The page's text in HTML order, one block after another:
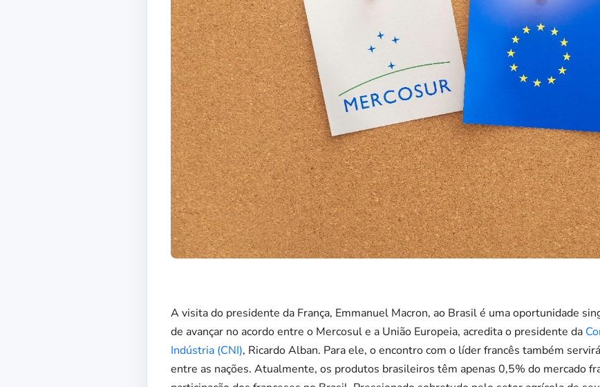
A visita do presidente da França, Emmanuel Macron, ao Brasil é uma oportunidade
de avançar no acordo entre o Mercosul e a União Europeia, acredita o presidente da
Indústria (CNI), Ricardo Alban. Para ele, o encontro com o líder francês também
entre as nações. Atualmente, os produtos brasileiros têm apenas 0,5% do mercado